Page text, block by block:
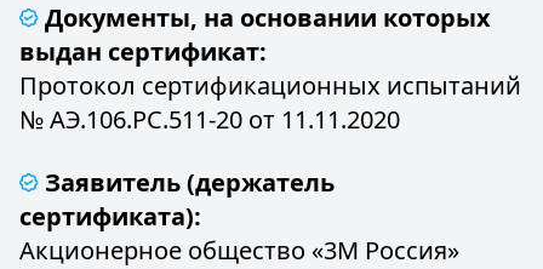
Документы, на основании которых
выдан сертификат:
Протокол сертификационных испытаний
№ АЭ.106.РС.511-20 от 11.11.2020
Заявитель (держатель
сертификата):
Акционерное общество «3М Россия»